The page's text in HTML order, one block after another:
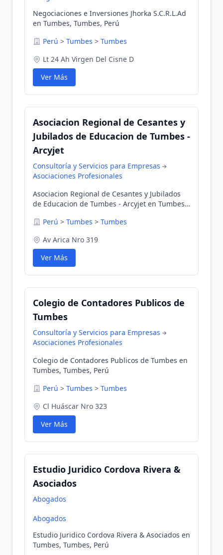
Negociaciones e Inversiones Jhorka S.C.R.L.Ad
en Tumbes, Tumbes, Perú
Perú > Tumbes > Tumbes
Lt 24 Ah Virgen Del Cisne D
Ver Más
Asociacion Regional de Cesantes y
Jubilados de Educacion de Tumbes -
Arcyjet
Consultoría y Servicios para Empresas
Asociaciones Profesionales
Asociacion Regional de Cesantes y Jubilados
de Educacion de Tumbes - Arcyjet en Tumbes,
Perú > Tumbes > Tumbes
Av Arica Nro 319
Ver Más
Colegio de Contadores Publicos de
Tumbes
Consultoría y Servicios para Empresas
Asociaciones Profesionales
Colegio de Contadores Publicos de Tumbes en
Tumbes, Tumbes, Perú
Perú > Tumbes > Tumbes
Cl Huáscar Nro 323
Ver Más
Estudio Juridico Cordova Rivera &
Asociados
Abogados
Abogados
Estudio Juridico Cordova Rivera & Asociados en
Tumbes, Tumbes, Perú